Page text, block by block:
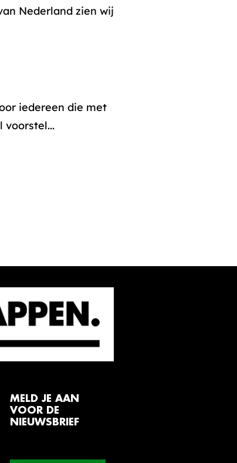
Nederland zien wij
iedereen die met
voorstel...
MELD JE AAN
VOOR DE
NIEUWSBRIEF